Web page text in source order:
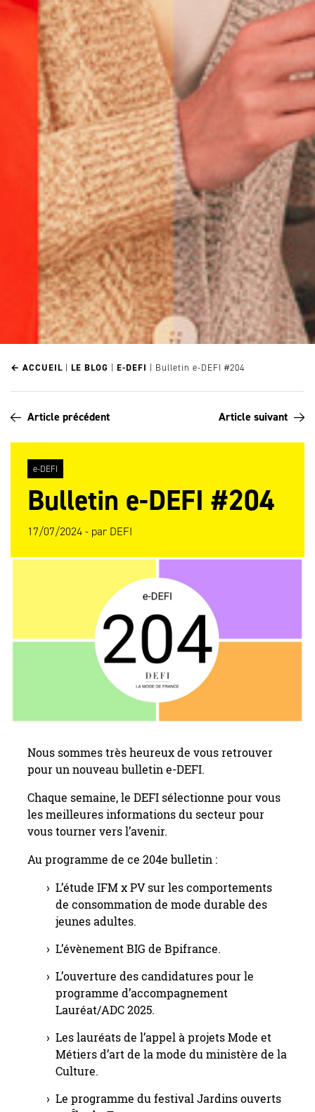
← ACCUEIL LE BLOG E-DEFI Bulletin e-DEFI #204
Article précédent Article suivant
e-DEFI
Bulletin e-DEFI #204
17/07/2024 - par DEFI
Nous sommes très heureux de vous retrouver
pour un nouveau bulletin e-DEFI.
Chaque semaine, le DEFI sélectionne pour vous
les meilleures informations du secteur pour
vous tourner vers l’avenir.
Au programme de ce 204e bulletin :
L’étude IFM x PV sur les comportements
de consommation de mode durable des
jeunes adultes.
L’évènement BIG de Bpifrance.
L’ouverture des candidatures pour le
programme d’accompagnement
Lauréat/ADC 2025.
Les lauréats de l’appel à projets Mode et
Métiers d’art de la mode du ministère de la
Culture.
Le programme du festival Jardins ouverts